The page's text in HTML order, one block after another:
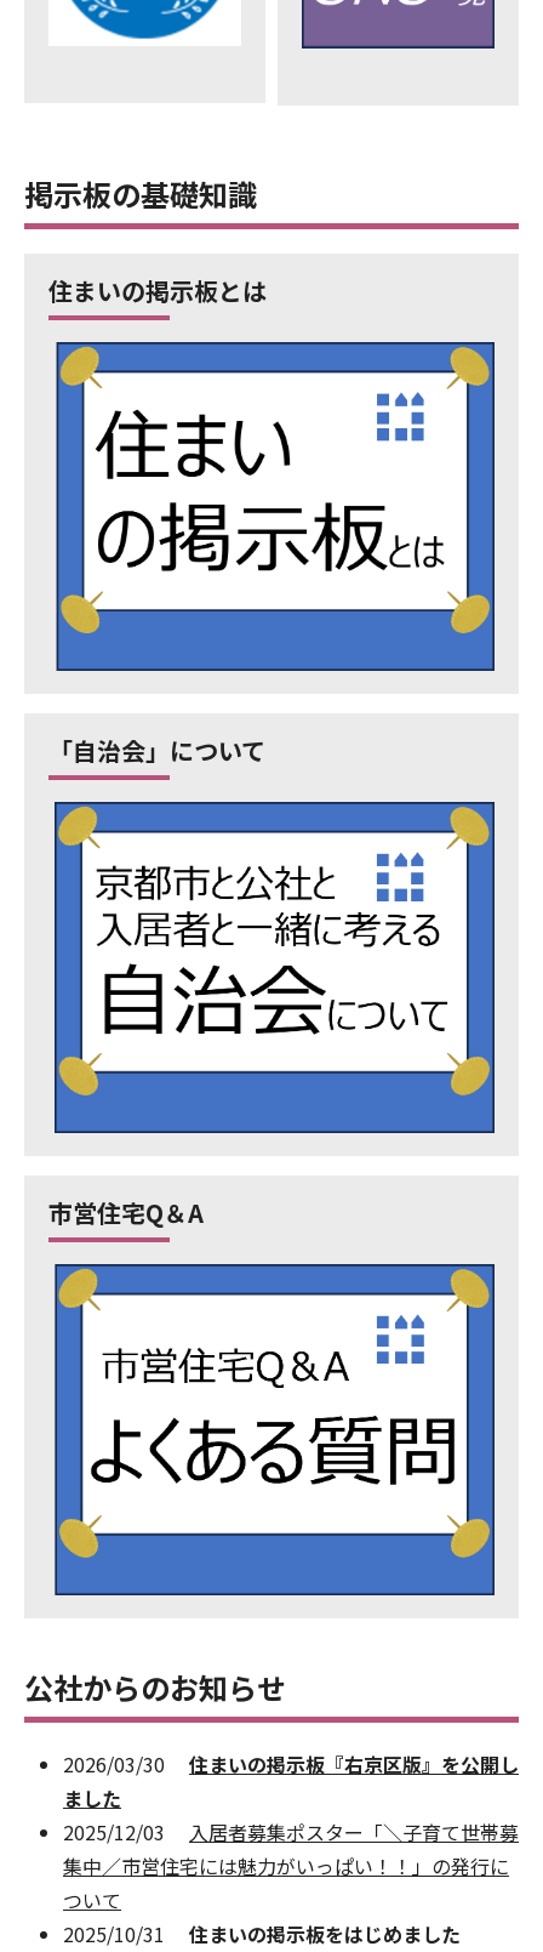
掲示板の基礎知識
住まいの掲示板とは
「自治会」について
市営住宅Q＆A
公社からのお知らせ
2026/03/30 住まいの掲示板『右京区版』を公開し
ました
2025/12/03 入居者募集ポスター「＼子育て世帯募
集中／市営住宅には魅力がいっぱい！！」の発行に
ついて
2025/10/31 住まいの掲示板をはじめました